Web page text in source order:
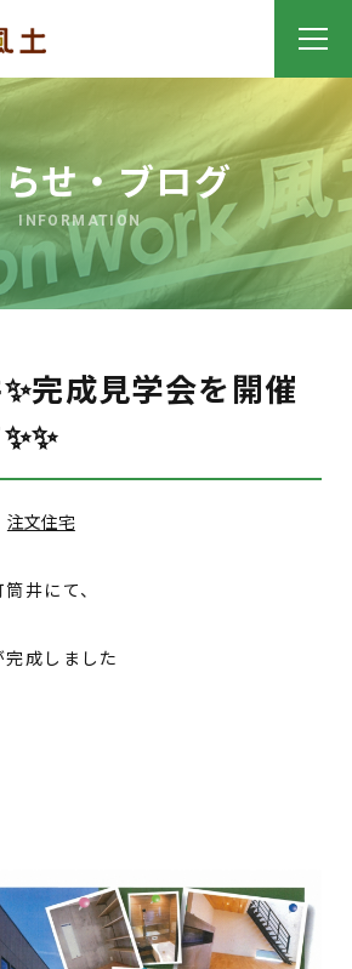
せ・ブログ
INFORMATION
完成見学会を開催
注文住宅
井にて、
完成しました